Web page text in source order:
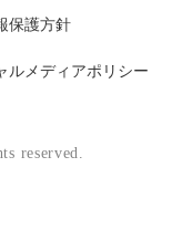
保護方針
ルメディアポリシー
reserved.